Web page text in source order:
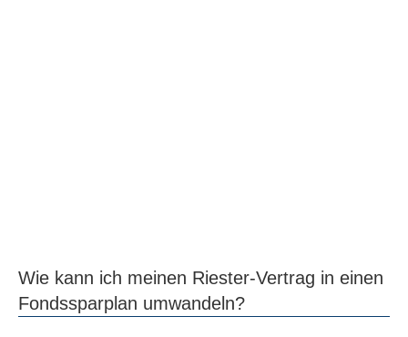
Wie kann ich meinen Riester-Vertrag in einen
Fondssparplan umwandeln?